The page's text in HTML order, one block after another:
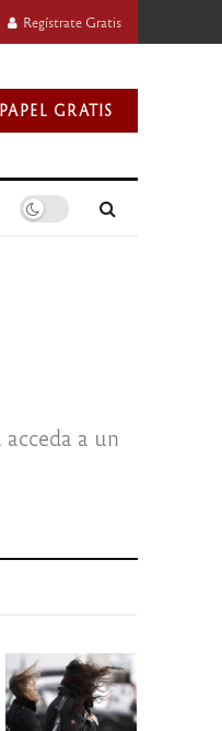
Regístrate Gratis
GRATIS
a un